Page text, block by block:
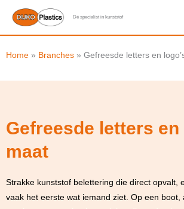
naar
de
inhoud
Dé specialist in kunststof
Home » Branches » Gefreesde letters en
Gefreesde letters en
maat
Strakke kunststof belettering die direct opvalt,
vaak het eerste wat iemand ziet. Op een boot,